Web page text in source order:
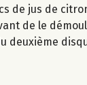
de jus de
de le
deuxième